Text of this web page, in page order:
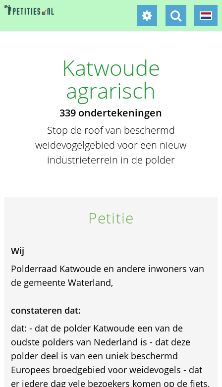
Katwoude
agrarisch
339 ondertekeningen
Stop de roof van beschermd
weidevogelgebied voor een nieuw
industrieterrein in de polder
Petitie
Wij
Polderraad Katwoude en andere inwoners van
de gemeente Waterland,
constateren dat:
dat: - dat de polder Katwoude een van de
oudste polders van Nederland is - dat deze
polder deel is van een uniek beschermd
Europees broedgebied voor weidevogels - dat
er iedere dag vele bezoekers komen op de fiets,